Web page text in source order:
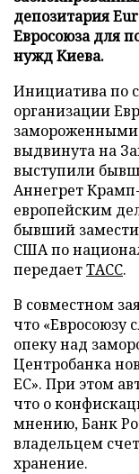
депозитария
Евросоюза для
нужд Киева.
Инициатива по
организации
выдвинута на
выступили
Аннегрет
европейским
бывший
США по
передаетТАСС.
В совместном
что «Евросоюзу
опеку над
Центробанка
ЕС». При этом
что о
мнению, Банк
владельцем
хранение.